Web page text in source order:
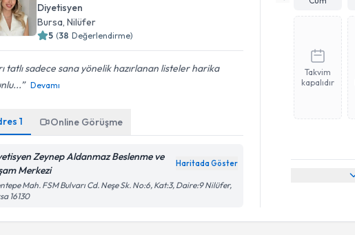
Diyetisyen
Bursa ,Nilüfer
5 (38 Değerlendirme)
tatlı sadece sana yönelik hazırlanan listeler harika
Devamı
1 Online Görüşme
Zeynep Aldanmaz Beslenme ve
Merkezi
Haritada Göster
Mah. FSM Bulvarı Cd. Neşe Sk. No:6, Kat:3, Daire:9 Nilüfer,
16130
Takvim
kapalıdır